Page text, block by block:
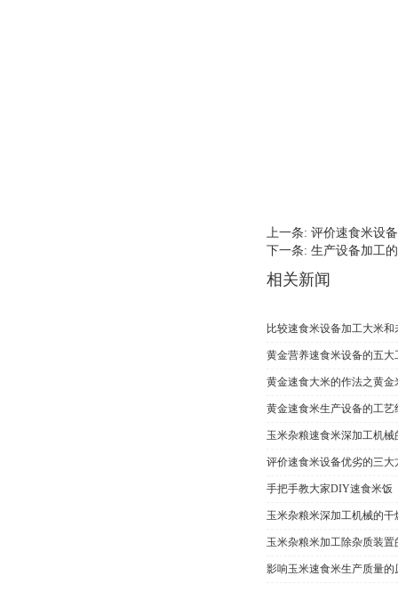
上一条: 评价速食米设
下一条: 生产设备加工
相关新闻
比较速食米设备加工大米
黄金营养速食米设备的五大
黄金速食大米的作法之黄金
黄金速食米生产设备的工艺
玉米杂粮速食米深加工机
评价速食米设备优劣的三大
手把手教大家DIY速食米饭
玉米杂粮米深加工机械的干
玉米杂粮米加工除杂质装置
影响玉米速食米生产质量的